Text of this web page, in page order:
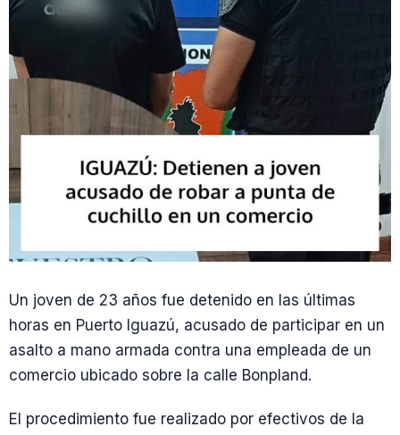
Un joven de 23 años fue detenido en las últimas
horas en Puerto Iguazú, acusado de participar en un
asalto a mano armada contra una empleada de un
comercio ubicado sobre la calle Bonpland.
El procedimiento fue realizado por efectivos de la